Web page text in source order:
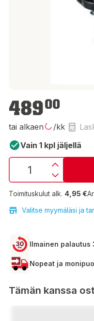
48900
tai alkaen /kk
Vain 1 kpl jäljellä
Toimituskulut alk. 4,95 €
Valitse myymäläsi ja
Ilmainen palautus
Nopeat ja
Tämän kanssa